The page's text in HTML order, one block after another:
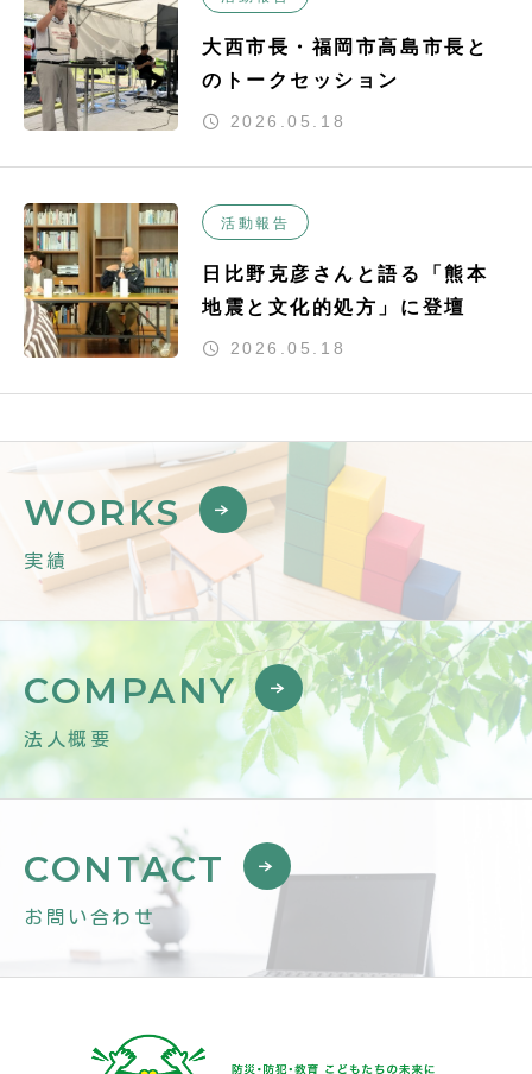
大西市長・福岡市高島市長と
のトークセッション
2026.05.18
活動報告
日比野克彦さんと語る「熊本
地震と文化的処方」に登壇
2026.05.18
WORKS
実績
COMPANY
法人概要
CONTACT
お問い合わせ